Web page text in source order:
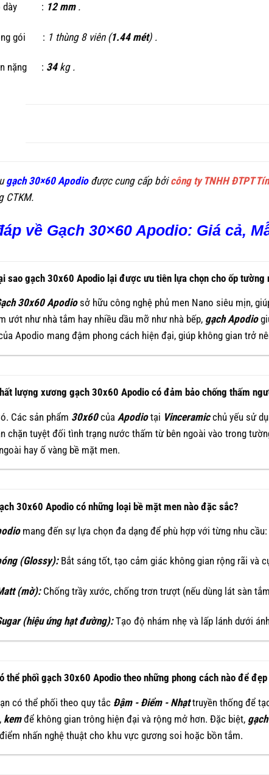
dày : 12 mm.
gói : 1 thùng 8 viên (1.44 mét) .
nặng : 34kg .
gạch 30×60 Apodiođược cung cấp bởicông ty TNHH ĐTPT
CTKM.
về Gạch 30×60 Apodio: Giá cả,
sao gạch 30x60 Apodio lại được ưu tiên lựa chọn cho ốp tường
30x60 Apodiosở hữu công nghệ phủ men Nano siêu mịn,
ướt như nhà tắm hay nhiều dầu mỡ như nhà bếp, gạch Apodio
Apodio mang đậm phong cách hiện đại, giúp không gian trở
lượng xương gạch 30x60 Apodio có đảm bảo chống thấm
Các sản phẩm 30x60của Apodiotại Vinceramicchủ yếu sử
chặn tuyệt đối tình trạng nước thấm từ bên ngoài vào trong
hay ố vàng bề mặt men.
30x60 Apodio có những loại bề mặt men nào đặc sắc?
mang đến sự lựa chọn đa dạng để phù hợp với từng nhu cầu:
(Glossy):Bắt sáng tốt, tạo cảm giác không gian rộng rãi và
(mờ):Chống trầy xước, chống trơn trượt (nếu dùng lát sàn
(hiệu ứng hạt đường):Tạo độ nhám nhẹ và lấp lánh dưới
thể phối gạch 30x60 Apodio theo những phong cách nào để đẹp
có thể phối theo quy tắc Đậm - Điểm - Nhạt truyền thống để
, kemđể không gian trông hiện đại và rộng mở hơn. Đặc biệt,
nhấn nghệ thuật cho khu vực gương soi hoặc bồn tắm.